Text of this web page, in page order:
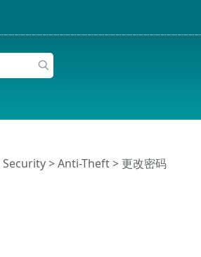
Security >Anti-Theft> 更改密码